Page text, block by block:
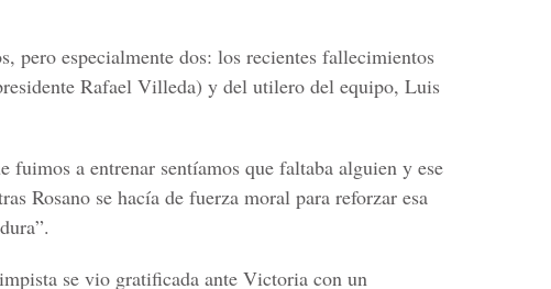
pero especialmente dos: los recientes fallecimientos
Rafael Villeda) y del utilero del equipo, Luis
fuimos a entrenar sentíamos que faltaba alguien y ese
Rosano se hacía de fuerza moral para reforzar esa
se vio gratificada ante Victoria con un